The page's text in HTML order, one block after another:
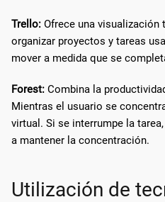
Trello: Ofrece una visualización
organizar proyectos y tareas
mover a medida que se
Forest: Combina la
Mientras el usuario se
virtual. Si se interrumpe la
a mantener la concentración.
Utilización de